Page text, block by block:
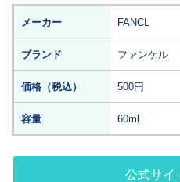
メーカー FANCL
ブランド ファンケル
価格（税込） 500円
容量 60ml
公式サイ